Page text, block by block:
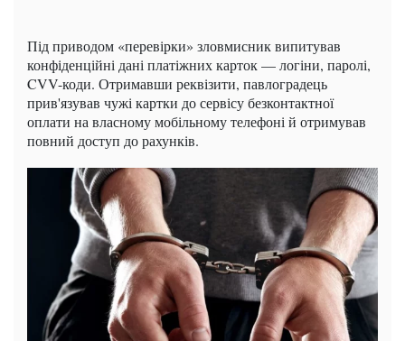
Під приводом «перевірки» зловмисник випитував
конфіденційні дані платіжних карток — логіни, паролі,
CVV-коди. Отримавши реквізити, павлоградець
прив'язував чужі картки до сервісу безконтактної
оплати на власному мобільному телефоні й отримував
повний доступ до рахунків.